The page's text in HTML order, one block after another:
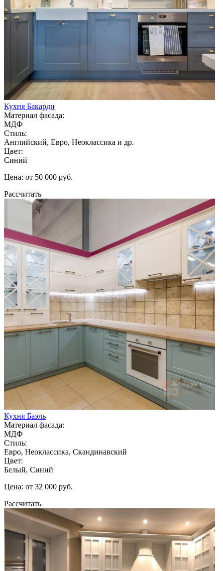
Кухня Бакарди
Материал фасада:
МДФ
Стиль:
Английский, Евро, Неоклассика и др.
Цвет:
Синий
Цена: от 50 000 руб.
Рассчитать
Кухня Баэль
Материал фасада:
МДФ
Стиль:
Евро, Неоклассика, Скандинавский
Цвет:
Белый, Синий
Цена: от 32 000 руб.
Рассчитать